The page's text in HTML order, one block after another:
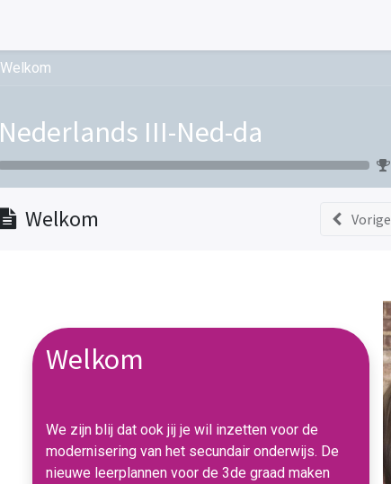
Welkom
Nederlands III-Ned-da
Welkom Vorige
Welkom
We zijn blij dat ook jij je wil inzetten voor de
modernisering van het secundair onderwijs. De
nieuwe leerplannen voor de 3de graad maken